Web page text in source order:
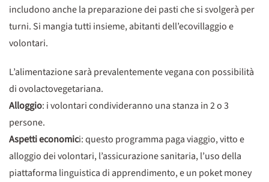
includono anche la preparazione dei pasti che si svolgerà per
turni. Si mangia tutti insieme, abitanti dell’ecovillaggio e
volontari.
L’alimentazione sarà prevalentemente vegana con possibilità
di ovolactovegetariana.
Alloggio: i volontari condivideranno una stanza in 2 o 3
persone.
Aspetti economici: questo programma paga viaggio, vitto e
alloggio dei volontari, l’assicurazione sanitaria, l’uso della
piattaforma linguistica di apprendimento, e un poket money